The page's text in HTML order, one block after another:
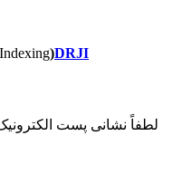
)DRJI
لطفاً نشانی پست